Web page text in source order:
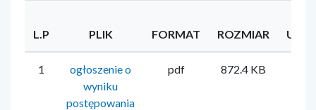
L.P PLIK FORMAT ROZMIAR
1
ogłoszenie o
wyniku
postępowania
pdf 872.4 KB